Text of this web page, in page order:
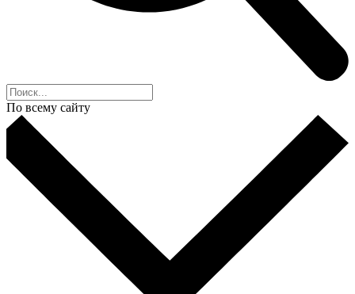
По всему сайту